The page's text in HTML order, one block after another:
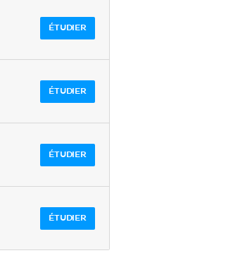
ÉTUDIER
ÉTUDIER
ÉTUDIER
ÉTUDIER